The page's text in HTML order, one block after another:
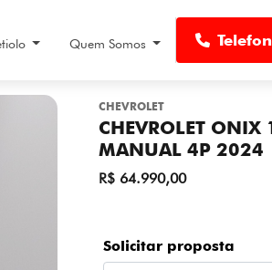
Quem Somos
CHEVROLET
CHEVROLET ONIX
MANUAL 4P 2024
R$ 64.990,00
Solicitar proposta